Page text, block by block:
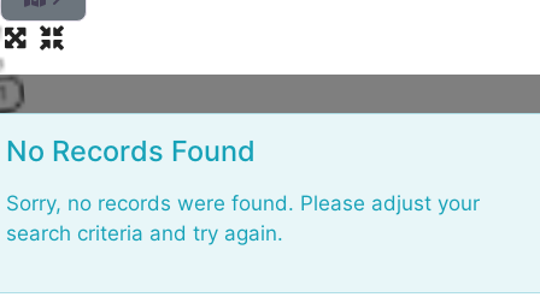
o
No Records Found
Sorry, no records were found. Please adjust your
search criteria and try again.